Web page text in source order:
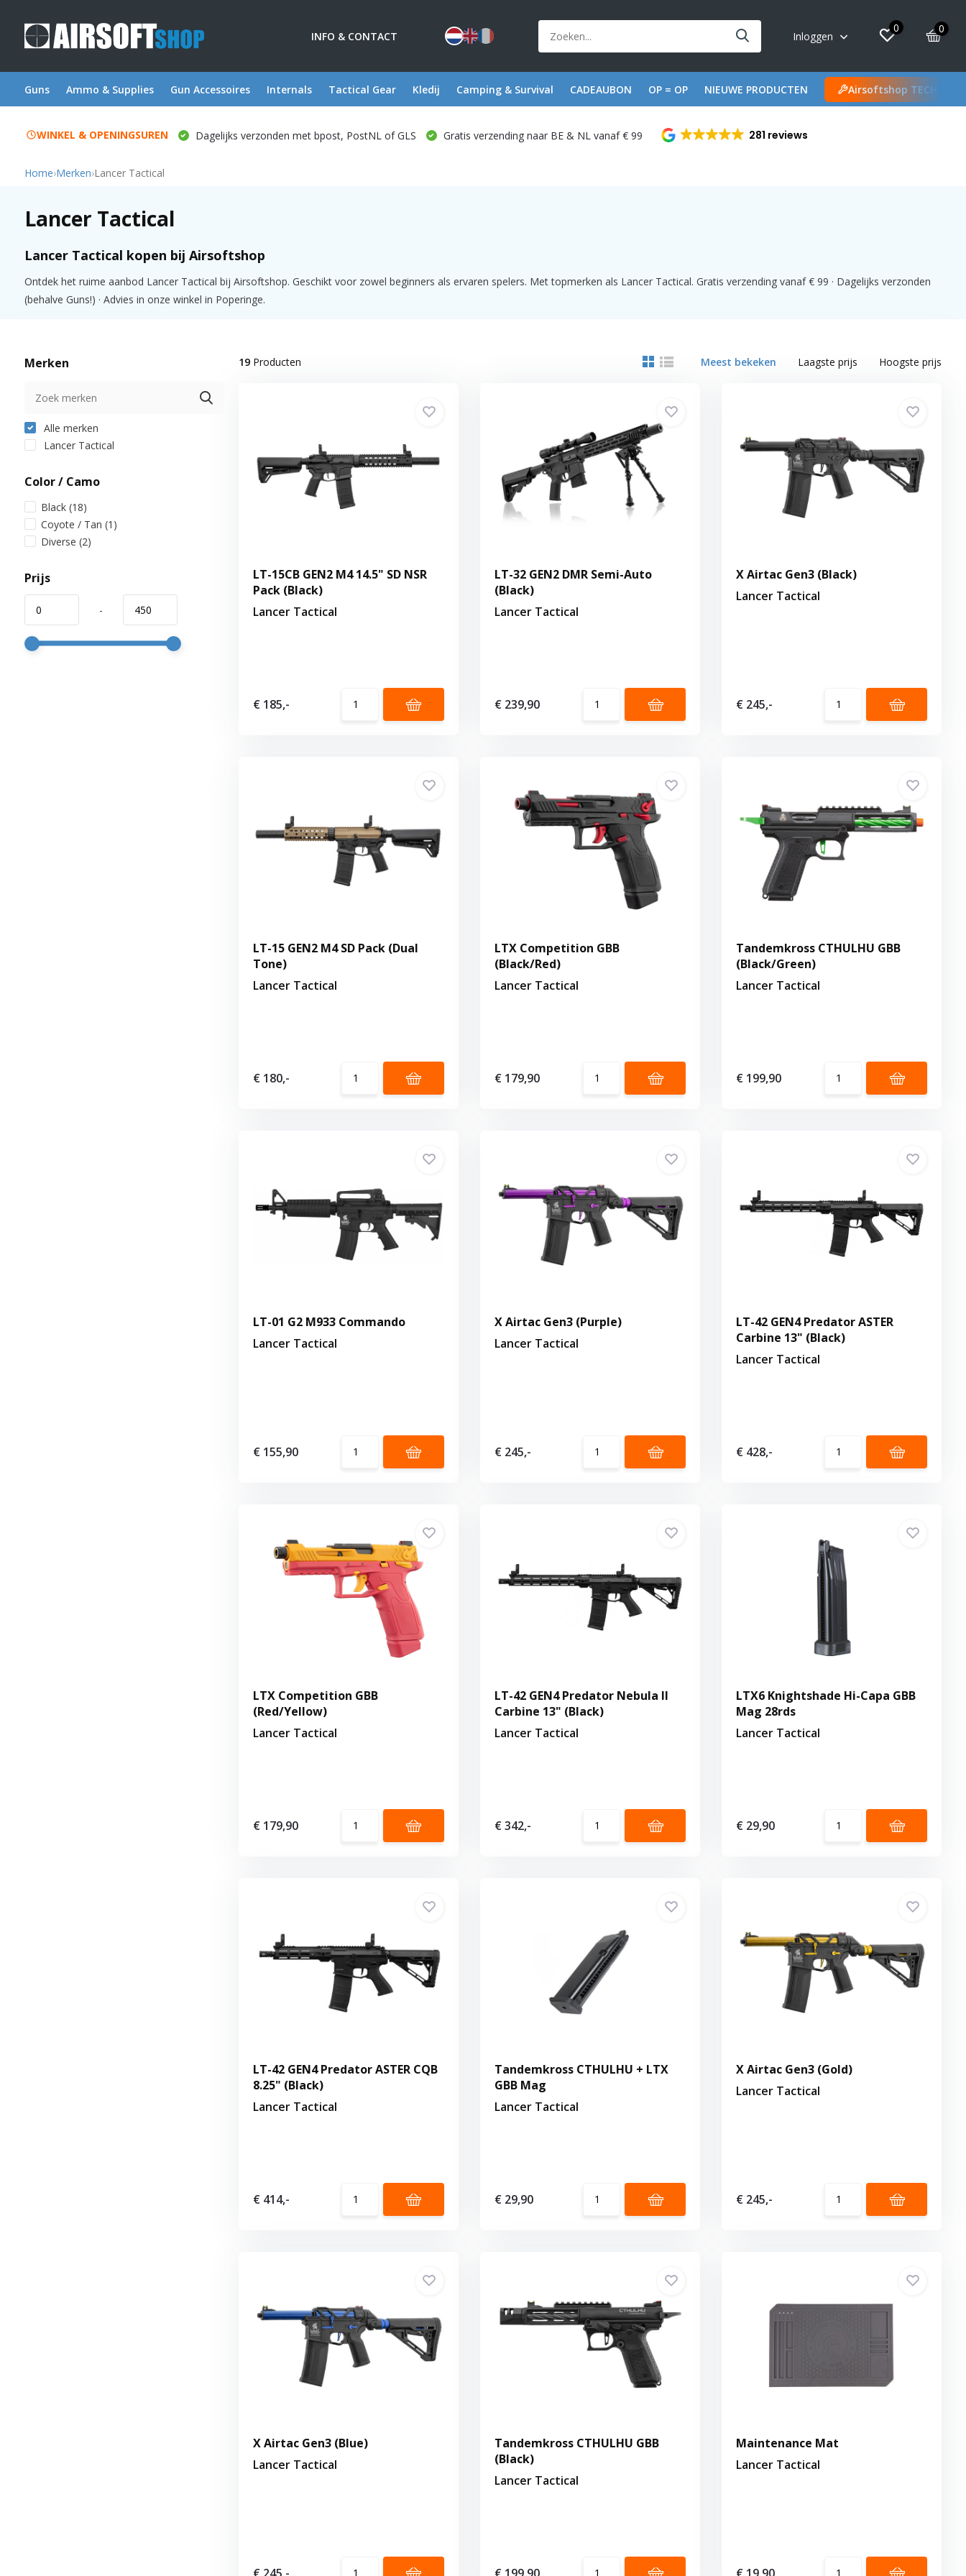
INFO & CONTACT Inloggen
0 0
Guns Ammo & Supplies Gun Accessoires Internals Tactical Gear Kledij Camping & Survival CADEAUBON OP = OP NIEUWE PRODUCTEN Airsoftshop TECH
WINKEL & OPENINGSUREN Dagelijks verzonden met bpost, PostNL of GLS Gratis verzending naar BE & NL vanaf € 99 281 reviews
Home›Merken›Lancer Tactical
Lancer Tactical
Lancer Tactical kopen bij Airsoftshop
Ontdek het ruime aanbod Lancer Tactical bij Airsoftshop. Geschikt voor zowel beginners als ervaren spelers. Met topmerken als Lancer Tactical. Gratis verzending vanaf € 99 · Dagelijks verzonden
(behalve Guns!) · Advies in onze winkel in Poperinge.
Merken
Alle merken
Lancer Tactical
Color / Camo
Black (18)
Coyote / Tan (1)
Diverse (2)
Prijs
-
19Producten Meest bekeken Laagste prijs Hoogste prijs
LT-15CB GEN2 M4 14.5" SD NSR
Pack (Black)
Lancer Tactical
€ 185,-
LT-32 GEN2 DMR Semi-Auto
(Black)
Lancer Tactical
€ 239,90
X Airtac Gen3 (Black)
Lancer Tactical
€ 245,-
LT-15 GEN2 M4 SD Pack (Dual
Tone)
Lancer Tactical
€ 180,-
LTX Competition GBB
(Black/Red)
Lancer Tactical
€ 179,90
Tandemkross CTHULHU GBB
(Black/Green)
Lancer Tactical
€ 199,90
LT-01 G2 M933 Commando
Lancer Tactical
€ 155,90
X Airtac Gen3 (Purple)
Lancer Tactical
€ 245,-
LT-42 GEN4 Predator ASTER
Carbine 13" (Black)
Lancer Tactical
€ 428,-
LTX Competition GBB
(Red/Yellow)
Lancer Tactical
€ 179,90
LT-42 GEN4 Predator Nebula II
Carbine 13" (Black)
Lancer Tactical
€ 342,-
LTX6 Knightshade Hi-Capa GBB
Mag 28rds
Lancer Tactical
€ 29,90
LT-42 GEN4 Predator ASTER CQB
8.25" (Black)
Lancer Tactical
€ 414,-
Tandemkross CTHULHU + LTX
GBB Mag
Lancer Tactical
€ 29,90
X Airtac Gen3 (Gold)
Lancer Tactical
€ 245,-
X Airtac Gen3 (Blue)
Lancer Tactical
Tandemkross CTHULHU GBB
(Black)
Lancer Tactical
Maintenance Mat
Lancer Tactical